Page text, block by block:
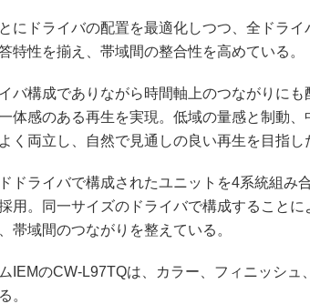
にドライバの配置を最適化しつつ、全ドライ
特性を揃え、帯域間の整合性を高めている。
バ構成でありながら時間軸上のつながりにも
体感のある再生を実現。低域の量感と制動
く両立し、自然で見通しの良い再生を目指し
ドライバで構成されたユニットを4系統組み
用。同一サイズのドライバで構成すること
帯域間のつながりを整えている。
IEMのCW-L97TQは、カラー、フィニッシュ
。